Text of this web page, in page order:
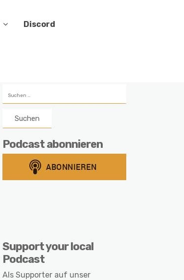
Discord
nach:
Podcast abonnieren
Support your local
Podcast
Als Supporter auf unser